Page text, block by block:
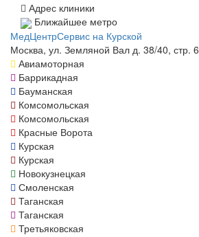
Адрес клиники
Ближайшее метро
МедЦентрСервис на Курской
Москва, ул. Земляной Вал д. 38/40, стр. 6
Авиамоторная
Баррикадная
Бауманская
Комсомольская
Комсомольская
Красные Ворота
Курская
Курская
Новокузнецкая
Смоленская
Таганская
Таганская
Третьяковская